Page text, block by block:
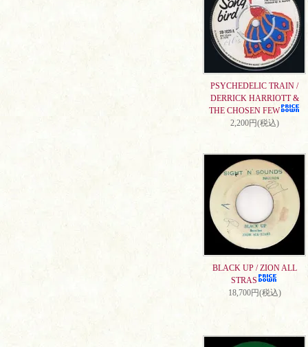
PSYCHEDELIC TRAIN /
DERRICK HARRIOTT &
THE CHOSEN FEW
2,200円(税込)
BLACK UP / ZION ALL
STRAS
18,700円(税込)